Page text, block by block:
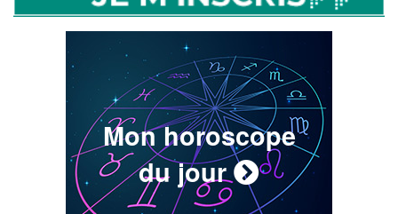
Mon horoscope
du jour